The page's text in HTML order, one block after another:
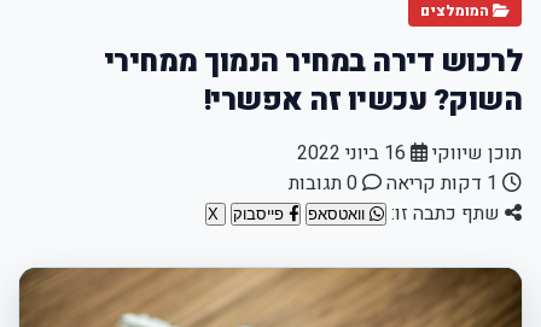
המומלצים
לרכוש דירה במחיר הנמוך ממחירי
השוק? עכשיו זה אפשרי!
תוכן שיווקי
שתף כתבה זו:
וואטסאפ פייסבוק